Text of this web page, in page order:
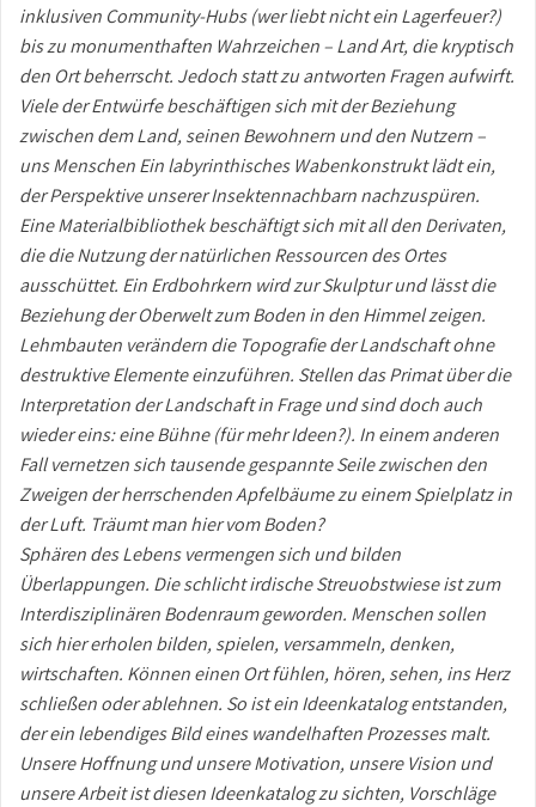
inklusiven Community-Hubs (wer liebt nicht ein Lagerfeuer?)
bis zu monumenthaften Wahrzeichen – Land Art, die kryptisch
den Ort beherrscht. Jedoch statt zu antworten Fragen aufwirft.
Viele der Entwürfe beschäftigen sich mit der Beziehung
zwischen dem Land, seinen Bewohnern und den Nutzern –
uns Menschen Ein labyrinthisches Wabenkonstrukt lädt ein,
der Perspektive unserer Insektennachbarn nachzuspüren.
Eine Materialbibliothek beschäftigt sich mit all den Derivaten,
die die Nutzung der natürlichen Ressourcen des Ortes
ausschüttet. Ein Erdbohrkern wird zur Skulptur und lässt die
Beziehung der Oberwelt zum Boden in den Himmel zeigen.
Lehmbauten verändern die Topografie der Landschaft ohne
destruktive Elemente einzuführen. Stellen das Primat über die
Interpretation der Landschaft in Frage und sind doch auch
wieder eins: eine Bühne (für mehr Ideen?). In einem anderen
Fall vernetzen sich tausende gespannte Seile zwischen den
Zweigen der herrschenden Apfelbäume zu einem Spielplatz in
der Luft. Träumt man hier vom Boden?
Sphären des Lebens vermengen sich und bilden
Überlappungen. Die schlicht irdische Streuobstwiese ist zum
Interdisziplinären Bodenraum geworden. Menschen sollen
sich hier erholen bilden, spielen, versammeln, denken,
wirtschaften. Können einen Ort fühlen, hören, sehen, ins Herz
schließen oder ablehnen. So ist ein Ideenkatalog entstanden,
der ein lebendiges Bild eines wandelhaften Prozesses malt.
Unsere Hoffnung und unsere Motivation, unsere Vision und
unsere Arbeit ist diesen Ideenkatalog zu sichten, Vorschläge